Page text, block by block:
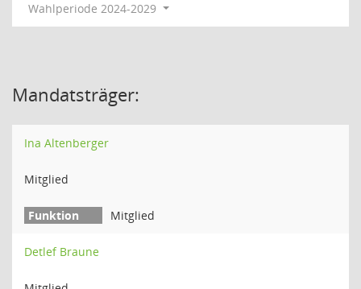
Wahlperiode 2024-2029
Mandatsträger:
Ina Altenberger
Mitglied
Mitglied
Detlef Braune